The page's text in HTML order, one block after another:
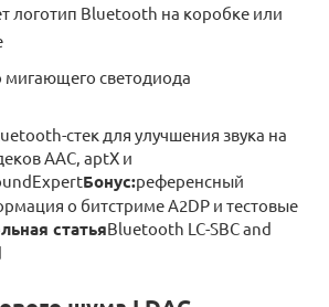
логотип Bluetooth на коробке или
мигающего светодиода
стек для улучшения звука на
AAC, aptX и
Бонус:референсный
о битстриме A2DP и тестовые
статьяBluetooth LC-SBC and